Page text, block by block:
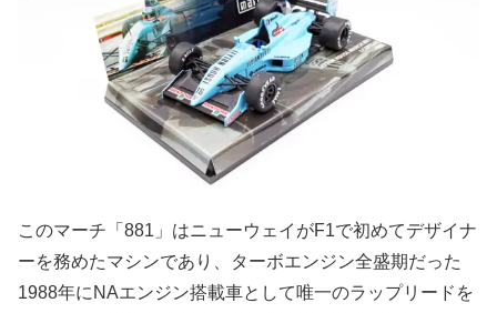
このマーチ「881」はニューウェイがF1で初めてデザイナ
ーを務めたマシンであり、ターボエンジン全盛期だった
1988年にNAエンジン搭載車として唯一のラップリードを